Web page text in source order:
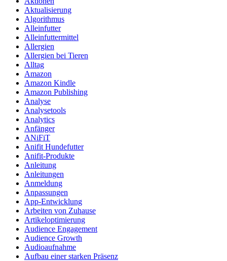
Aktualisierung
Algorithmus
Alleinfutter
Alleinfuttermittel
Allergien
Allergien bei Tieren
Alltag
Amazon
Amazon Kindle
Amazon Publishing
Analyse
Analysetools
Analytics
Anfänger
ANiFiT
Anifit Hundefutter
Anifit-Produkte
Anleitung
Anleitungen
Anmeldung
Anpassungen
App-Entwicklung
Arbeiten von Zuhause
Artikeloptimierung
Audience Engagement
Audience Growth
Audioaufnahme
Aufbau einer starken Präsenz